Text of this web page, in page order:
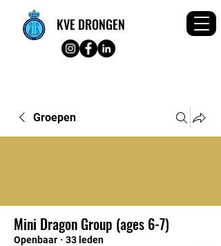
KVE DRONGEN
Groepen
Mini Dragon Group (ages 6-7)
Openbaar · 33 leden